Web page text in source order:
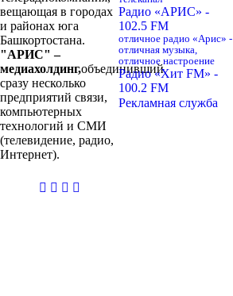
вещающая в городах
и районах юга
Башкортостана.
"АРИС" –
медиахолдинг,объединивший
сразу несколько
предприятий связи,
компьютерных
технологий и СМИ
(телевидение, радио,
Интернет).
casibom
Радио «АРИС» -
102.5 FM
отличное радио «Арис» -
отличная музыка,
отличное настроение
Радио «Хит FM» -
100.2 FM
Рекламная служба